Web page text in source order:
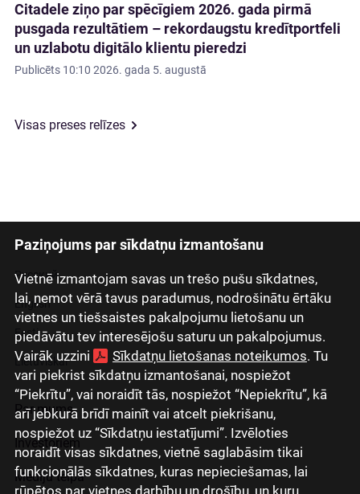
Paziņojums par sīkdatņu izmantošanu
Vietnē izmantojam savas un trešo pušu sīkdatnes,
lai, ņemot vērā tavus paradumus, nodrošinātu ērtāku
vietnes un tiešsaistes pakalpojumu lietošanu un
piedāvātu tev interesējošu saturu un pakalpojumus.
Vairāk uzzini
Sīkdatņu lietošanas noteikumos. Tu
vari piekrist sīkdatņu izmantošanai, nospiežot
“Piekrītu”, vai noraidīt tās, nospiežot “Nepiekrītu”, kā
arī jebkurā brīdī mainīt vai atcelt piekrišanu,
nospiežot uz “Sīkdatņu iestatījumi”. Izvēloties
noraidīt visas sīkdatnes, vietnē saglabāsim tikai
funkcionālās sīkdatnes, kuras nepieciešamas, lai
rūpētos par vietnes darbību un drošību, un kuru
Citadele ziņo par spēcīgiem 2026. gada pirmā
pusgada rezultātiem – rekordaugstu kredītportfeli
un uzlabotu digitālo klientu pieredzi
Publicēts 10:10 2026. gada 5. augustā
Visas preses relīzes
Latviski
Русский
English
Eesti
Lietuviškai
Par mums
Investoriem
Mediju telpa